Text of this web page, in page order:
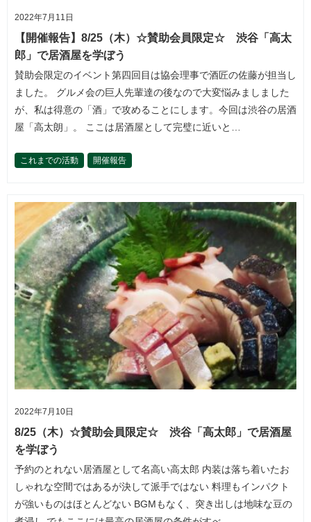
2022年7月11日
【開催報告】8/25（木）☆賛助会員限定☆ 渋谷「高太
郎」で居酒屋を学ぼう
賛助会限定のイベント第四回目は協会理事で酒匠の佐藤が担当し
ました。 グルメ会の巨人先輩達の後なので大変悩みましました
が、私は得意の「酒」で攻めることにします。今回は渋谷の居酒
屋「高太朗」。 ここは居酒屋として完璧に近いと…
これまでの活動 開催報告
2022年7月10日
8/25（木）☆賛助会員限定☆ 渋谷「高太郎」で居酒屋
を学ぼう
予約のとれない居酒屋として名高い高太郎 内装は落ち着いたお
しゃれな空間ではあるが決して派手ではない 料理もインパクト
が強いものはほとんどない BGMもなく、突き出しは地味な豆の